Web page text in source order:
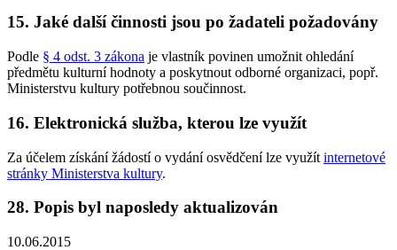
15. Jaké další činnosti jsou po žadateli požadovány
Podle § 4 odst. 3 zákona je vlastník povinen umožnit ohledání
předmětu kulturní hodnoty a poskytnout odborné organizaci, popř.
Ministerstvu kultury potřebnou součinnost.
16. Elektronická služba, kterou lze využít
Za účelem získání žádostí o vydání osvědčení lze využít internetové
stránky Ministerstva kultury.
28. Popis byl naposledy aktualizován
10.06.2015